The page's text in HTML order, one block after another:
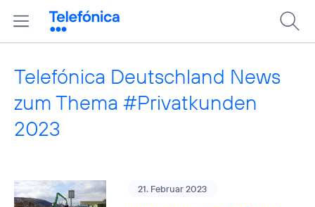
Telefónica Deutschland News
zum Thema #Privatkunden
2023
21. Februar 2023